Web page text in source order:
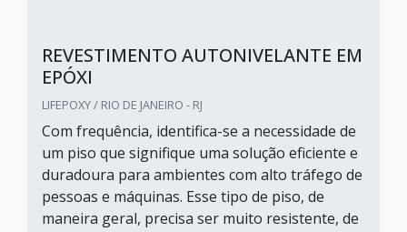
REVESTIMENTO AUTONIVELANTE EM
EPÓXI
LIFEPOXY / RIO DE JANEIRO - RJ
Com frequência, identifica-se a necessidade de
um piso que signifique uma solução eficiente e
duradoura para ambientes com alto tráfego de
pessoas e máquinas. Esse tipo de piso, de
maneira geral, precisa ser muito resistente, de